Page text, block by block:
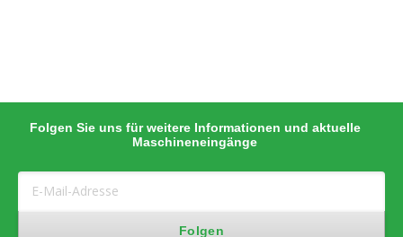
Folgen Sie uns für weitere Informationen und aktuelle
Maschineneingänge